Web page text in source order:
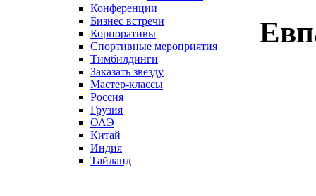
Конференции
Бизнес встречи
Корпоративы
Спортивные мероприятия
Тимбилдинги
Заказать звезду
Мастер-классы
Россия
Грузия
ОАЭ
Китай
Индия
Тайланд